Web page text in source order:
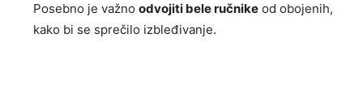
Posebno je važno odvojiti bele ručnike od obojenih,
kako bi se sprečilo izbleđivanje.